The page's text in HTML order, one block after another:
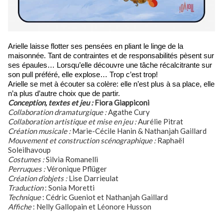
Arielle laisse flotter ses pensées en pliant le linge de la
maisonnée. Tant de contraintes et de responsabilités pèsent sur
ses épaules… Lorsqu’elle découvre une tâche récalcitrante sur
son pull préféré, elle explose… Trop c’est trop!
Arielle se met à écouter sa colère: elle n’est plus à sa place, elle
n’a plus d’autre choix que de partir.
Conception, textes et jeu : Fiora Giappiconi
Collaboration dramaturgique :Agathe Cury
Collaboration artistique et mise en jeu :Aurélie Pitrat
Création musicale : Marie-Cécile Hanin & Nathanjah Gaillard
Mouvement et construction scénographique : Raphaël
Soleilhavoup
Costumes :Silvia Romanelli
Perruques :Véronique Pflüger
Création d’objets : Lise Darrieulat
Traduction : Sonia Moretti
Technique : Cédric Gueniot et Nathanjah Gaillard
Affiche : Nelly Gallopain et Léonore Husson